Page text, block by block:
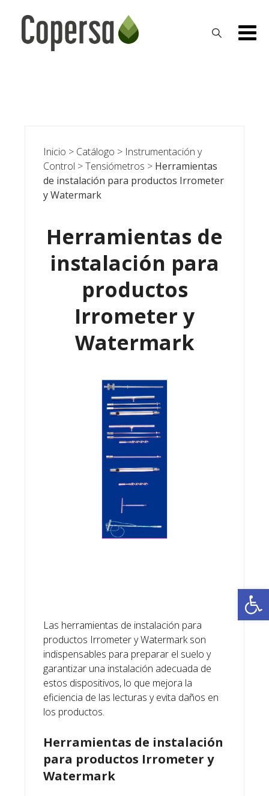
content
Inicio > Catálogo > Instrumentación y
Control >Tensiómetros > Herramientas
de instalación para productos Irrometer
y Watermark
Herramientas de
instalación para
productos
Irrometer y
Watermark
Las herramientas de instalación para
productos Irrometer y Watermark son
indispensables para preparar el suelo y
garantizar una instalación adecuada de
estos dispositivos, lo que mejora la
eficiencia de las lecturas y evita daños en
los productos.
Herramientas de instalación
para productos Irrometer y
Watermark